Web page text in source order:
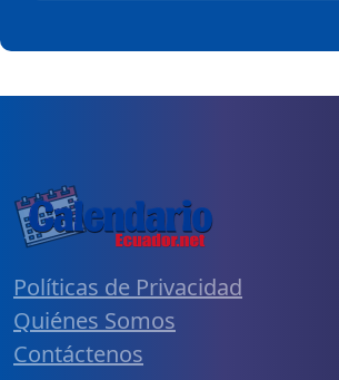
Políticas de Privacidad
Quiénes Somos
Contáctenos